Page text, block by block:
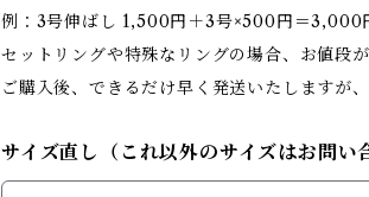
例：3号伸ばし 1,500円＋3号×500円＝3,000
セットリングや特殊なリングの場合、お値段が
ご購入後、できるだけ早く発送いたしますが
サイズ直し（これ以外のサイズはお問い